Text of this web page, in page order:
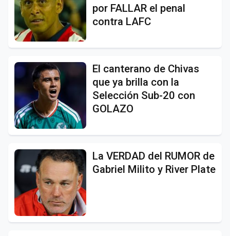
por FALLAR el penal
contra LAFC
El canterano de Chivas
que ya brilla con la
Selección Sub-20 con
GOLAZO
La VERDAD del RUMOR de
Gabriel Milito y River Plate